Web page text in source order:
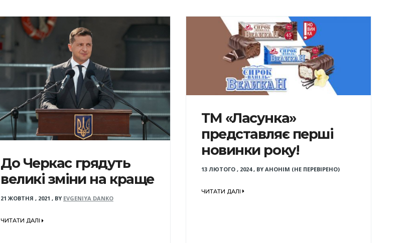
До Черкас грядуть
великі зміни на краще
21 ЖОВТНЯ , 2021 , BY EVGENIYA DANKO
ЧИТАТИ ДАЛІ
ТМ «Ласунка»
представляє перші
новинки року!
13 ЛЮТОГО , 2024, BY АНОНІМ (НЕ ПЕРЕВІРЕНО)
ЧИТАТИ ДАЛІ